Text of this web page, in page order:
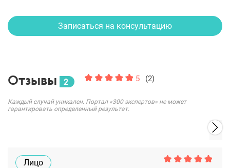
Записаться на консультацию
Отзывы 2 5 (2)
Каждый случай уникален. Портал «300 экспертов» не может
гарантировать определенный результат.
Лицо